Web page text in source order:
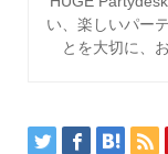
い、楽しいパー
とを大切に、